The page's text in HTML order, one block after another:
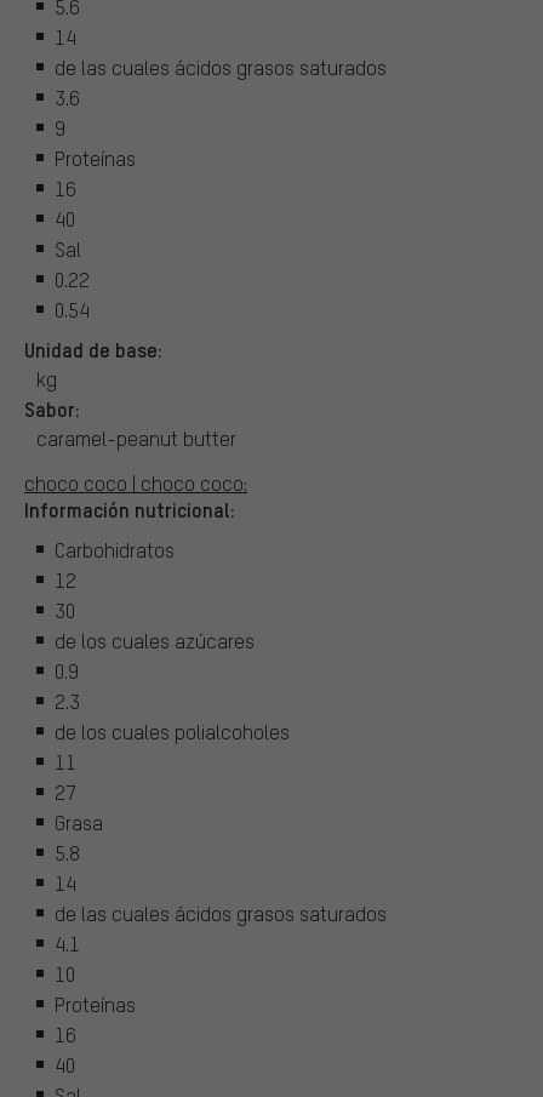
5.6
14
de las cuales ácidos grasos saturados
3.6
9
Proteínas
16
40
Sal
0.22
0.54
Unidad de base:
kg
Sabor:
caramel-peanut butter
choco coco | choco coco:
Información nutricional:
Carbohidratos
12
30
de los cuales azúcares
0.9
2.3
de los cuales polialcoholes
11
27
Grasa
5.8
14
de las cuales ácidos grasos saturados
4.1
10
Proteínas
16
40